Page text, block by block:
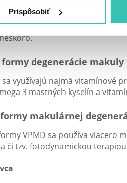
Prispôsobiť
sa napriek moderným
a nasadení liečby sa
príznaky ani nemusí vnímať
degenerácie makuly
využívajú najmä vitamínové
3 mastných kyselín a
makulárnej
VPMD sa používa viacero
či tzv. fotodynamickou